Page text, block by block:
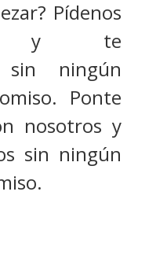
Pídenos
y te
sin ningún
Ponte
nosotros y
sin ningún